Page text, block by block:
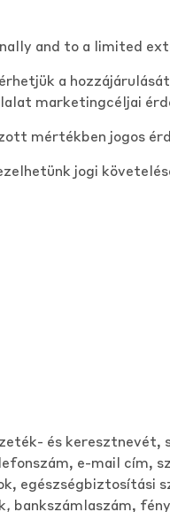
and to a limited
a
marketingcéljai
mértékben jogos
jogi
és
e-mail cím,
egészségbiztosítási
, bankszámlaszám,